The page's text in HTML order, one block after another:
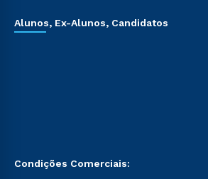
Alunos, Ex-Alunos, Candidatos
Condições Comerciais: